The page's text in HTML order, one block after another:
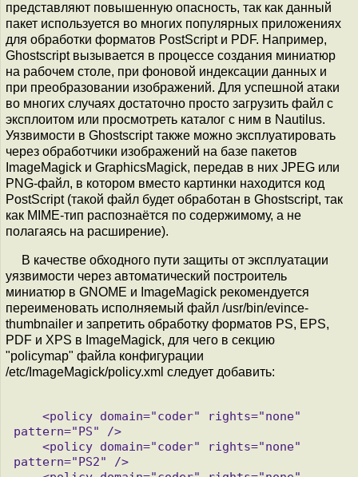
представляют повышенную опасность, так как данный
пакет используется во многих популярных приложениях
для обработки форматов PostScript и PDF. Например,
Ghostscript вызывается в процессе создания миниатюр
на рабочем столе, при фоновой индексации данных и
при преобразовании изображений. Для успешной атаки
во многих случаях достаточно просто загрузить файл с
эксплоитом или просмотреть каталог с ним в Nautilus.
Уязвимости в Ghostscript также можно эксплуатировать
через обработчики изображений на базе пакетов
ImageMagick и GraphicsMagick, передав в них JPEG или
PNG-файл, в котором вместо картинки находится код
PostScript (такой файл будет обработан в Ghostscript, так
как MIME-тип распознаётся по содержимому, а не
полагаясь на расширение).
В качестве обходного пути защиты от эксплуатации
уязвимости через автоматический построитель
миниатюр в GNOME и ImageMagick рекомендуется
переименовать исполняемый файл /usr/bin/evince-
thumbnailer и запретить обработку форматов PS, EPS,
PDF и XPS в ImageMagick, для чего в секцию
"policymap" файла конфигурации
/etc/ImageMagick/policy.xml следует добавить:
pattern="PS" />
pattern="PS2" />